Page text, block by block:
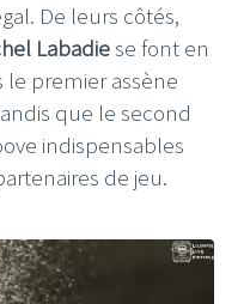
De leurs côtés,
Labadiese font en
premier assène
que le second
indispensables
de jeu.